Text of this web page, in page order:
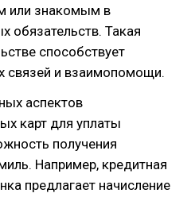
или знакомым в
обязательств. Такая
способствует
связей и взаимопомощи.
аспектов
карт для уплаты
получения
Например, кредитная
предлагает начисление